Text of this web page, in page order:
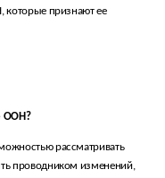
признают ее
ООН?
рассматривать
проводником изменений,